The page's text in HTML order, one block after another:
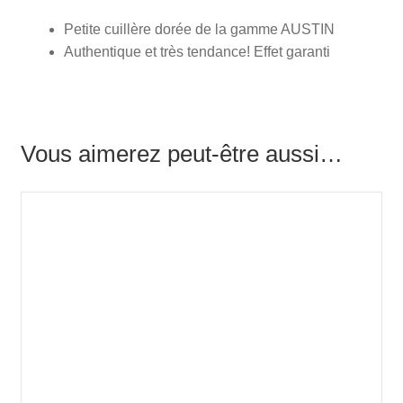
Petite cuillère dorée de la gamme AUSTIN
Authentique et très tendance! Effet garanti
Vous aimerez peut-être aussi…